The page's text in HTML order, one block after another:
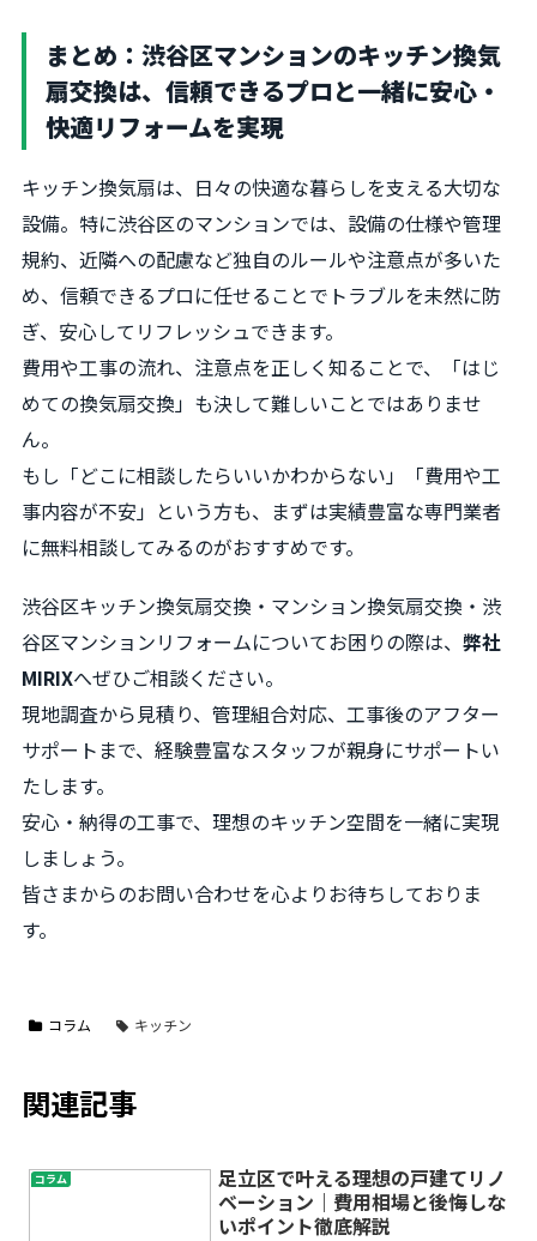
まとめ：渋谷区マンションのキッチン換気
扇交換は、信頼できるプロと一緒に安心・
快適リフォームを実現
キッチン換気扇は、日々の快適な暮らしを支える大切な
設備。特に渋谷区のマンションでは、設備の仕様や管理
規約、近隣への配慮など独自のルールや注意点が多いた
め、信頼できるプロに任せることでトラブルを未然に防
ぎ、安心してリフレッシュできます。
費用や工事の流れ、注意点を正しく知ることで、「はじ
めての換気扇交換」も決して難しいことではありませ
ん。
もし「どこに相談したらいいかわからない」「費用や工
事内容が不安」という方も、まずは実績豊富な専門業者
に無料相談してみるのがおすすめです。
渋谷区キッチン換気扇交換・マンション換気扇交換・渋
谷区マンションリフォームについてお困りの際は、 弊社
MIRIXへぜひご相談ください。
現地調査から見積り、管理組合対応、工事後のアフター
サポートまで、経験豊富なスタッフが親身にサポートい
たします。
安心・納得の工事で、理想のキッチン空間を一緒に実現
しましょう。
皆さまからのお問い合わせを心よりお待ちしておりま
す。
コラム キッチン
関連記事
コラム
足立区で叶える理想の戸建てリノ
ベーション｜費用相場と後悔しな
いポイント徹底解説